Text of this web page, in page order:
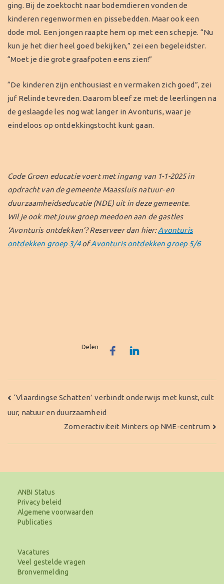
ging. Bij de zoektocht naar bodemdieren vonden de
kinderen regenwormen en pissebedden. Maar ook een
dode mol. Een jongen raapte hem op met een schepje. “Nu
kun je het dier heel goed bekijken,” zei een begeleidster.
“Moet je die grote graafpoten eens zien!”
“De kinderen zijn enthousiast en vermaken zich goed”, zei
juf Relinde tevreden. Daarom bleef ze met de leerlingen na
de geslaagde les nog wat langer in Avonturis, waar je
eindeloos op ontdekkingstocht kunt gaan.
Code Groen educatie voert met ingang van 1-1-2025 in
opdracht van de gemeente Maassluis natuur- en
duurzaamheidseducatie (NDE) uit in deze gemeente.
Wil je ook met jouw groep meedoen aan de gastles
‘Avonturis ontdekken’? Reserveer dan hier:Avonturis
ontdekken groep 3/4ofAvonturis ontdekken groep 5/6
Delen
Bericht
navigatie
‘Vlaardingse Schatten’ verbindt onderwijs met kunst, cult
uur, natuur en duurzaamheid
Zomeractiviteit Minters op NME-centrum
ANBI Status
Privacy beleid
Algemene voorwaarden
Publicaties
Vacatures
Veel gestelde vragen
Bronvermelding